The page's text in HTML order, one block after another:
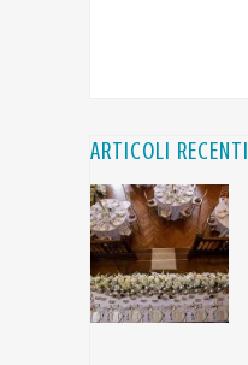
ARTICOLI RECENTI